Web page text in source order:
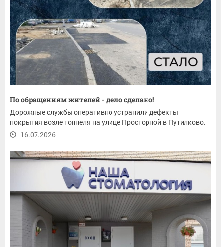
По обращениям жителей - дело сделано!
Дорожные службы оперативно устранили дефекты
покрытия возле тоннеля на улице Просторной в Путилково.
16.07.2026